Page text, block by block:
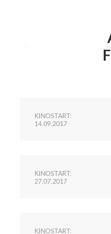
KINOSTART:
14.09.2017
KINOSTART:
27.07.2017
KINOSTART: